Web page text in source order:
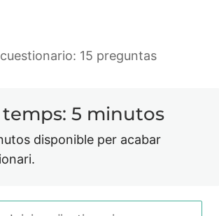
15 preguntas
5 minutos
disponible per acabar